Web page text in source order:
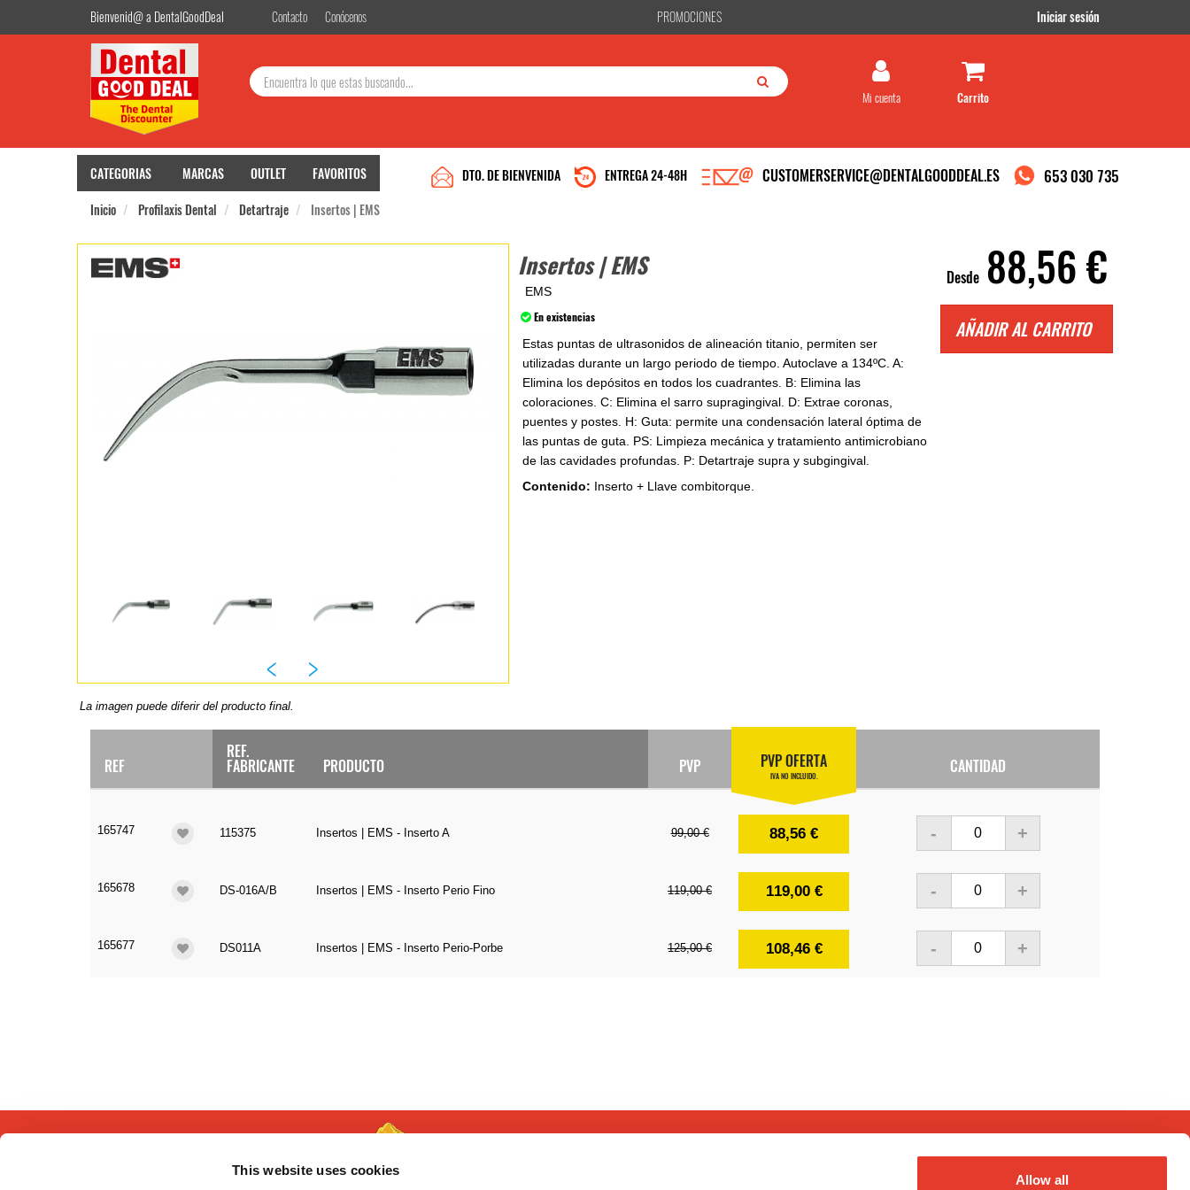
This website uses cookies
Allow all
Bienvenid@ a DentalGoodDeal Contacto Conócenos PROMOCIONES
Iniciar sesión
Mi cuenta
CATEGORIAS MARCAS OUTLET FAVORITOS 653 030 735
CUSTOMERSERVICE@DENTALGOODDEAL.ES
ENTREGA 24-48H
DTO. DE BIENVENIDA
Inicio
Profilaxis Dental Detartraje Insertos | EMS
Insertos | EMS
EMS
En existencias
La imagen puede diferir del producto final.
Estas puntas de ultrasonidos de alineación titanio, permiten ser
utilizadas durante un largo periodo de tiempo. Autoclave a 134ºC. A:
Elimina los depósitos en todos los cuadrantes. B: Elimina las
coloraciones. C: Elimina el sarro supragingival. D: Extrae coronas,
puentes y postes. H: Guta: permite una condensación lateral óptima de
las puntas de guta. PS: Limpieza mecánica y tratamiento antimicrobiano
de las cavidades profundas. P: Detartraje supra y subgingival.
Contenido: Inserto + Llave combitorque.
Desde 88,56 €
AÑADIR AL CARRITO
REF
REF.
FABRICANTE PRODUCTO PVP PVP OFERTA
IVA NO INCLUIDO. CANTIDAD
165747 115375 Insertos | EMS - Inserto A 99,00 € 88,56 € - +
165678 DS-016A/B Insertos | EMS - Inserto Perio Fino 119,00 € 119,00 € - +
165677 DS011A Insertos | EMS - Inserto Perio-Porbe 125,00 € 108,46 € - +